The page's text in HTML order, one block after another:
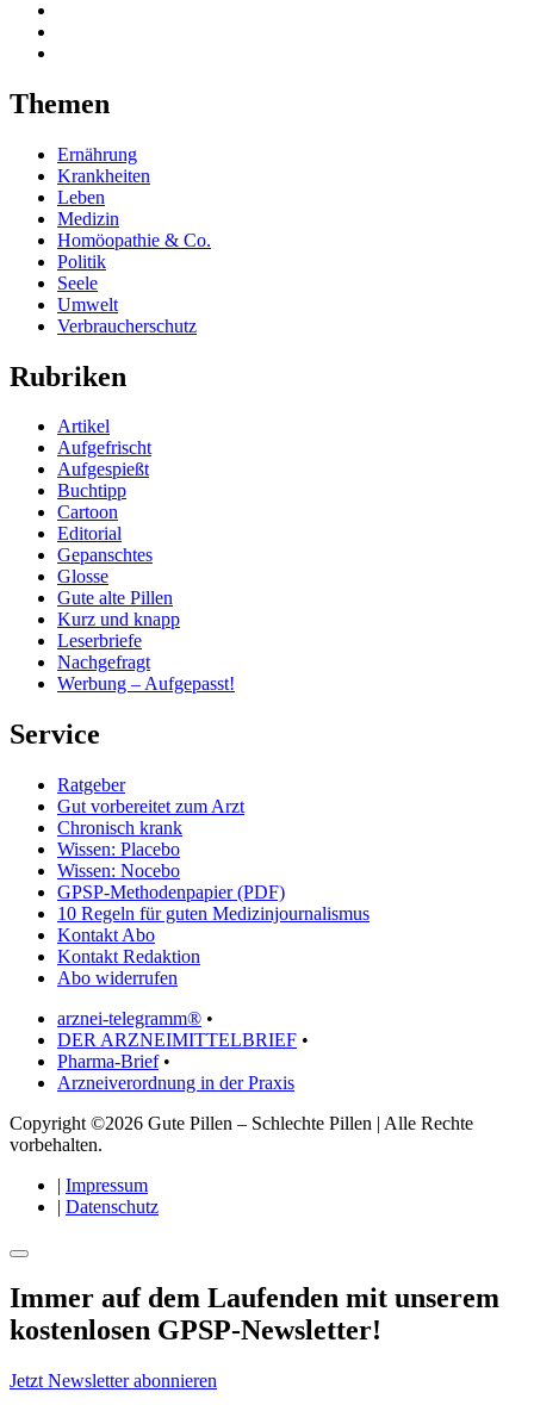
Themen
Ernährung
Krankheiten
Leben
Medizin
Homöopathie & Co.
Politik
Seele
Umwelt
Verbraucherschutz
Rubriken
Artikel
Aufgefrischt
Aufgespießt
Buchtipp
Cartoon
Editorial
Gepanschtes
Glosse
Gute alte Pillen
Kurz und knapp
Leserbriefe
Nachgefragt
Werbung – Aufgepasst!
Service
Ratgeber
Gut vorbereitet zum Arzt
Chronisch krank
Wissen: Placebo
Wissen: Nocebo
GPSP-Methodenpapier (PDF)
10 Regeln für guten Medizinjournalismus
Kontakt Abo
Kontakt Redaktion
Abo widerrufen
arznei-telegramm® •
DER ARZNEIMITTELBRIEF •
Pharma-Brief•
Arzneiverordnung in der Praxis
Copyright ©2026 Gute Pillen – Schlechte Pillen | Alle Rechte
vorbehalten.
| Impressum
| Datenschutz
Immer auf dem Laufenden mit unserem
kostenlosen GPSP-Newsletter!
Jetzt Newsletter abonnieren